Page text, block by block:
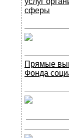
сферы
Прямые
Фонда